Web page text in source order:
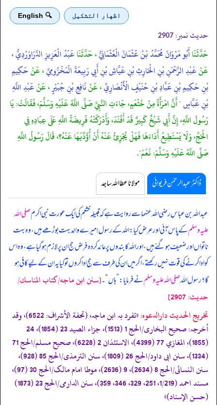
اظهار التشكيل 🔍 English
حدیث نمبر: 2907
حَدَّثَنَاأَبُو مَرْوَانَ مُحَمَّدُ بْنُ عُثْمَانَ الْعُثْمَانِيُّ، حَدَّثَنَاعَبْدُ الْعَزِيزِ الدَّرَاوَرْدِيُّ،
عَنْعَبْدِ الرَّحْمَنِ بْنِ الْحَارِثِ بْنِ عَيَّاشِ بْنِ أَبِي رَبِيعَةَ الْمَخْزُومِيِّ، عَنْحَكِيمِ
بْنِ حَكِيمِ بْنِ عَبَّادِ بْنِ حُنَيْفٍ الْأَنْصَارِيِّ، عَنْنَافِعِ بْنِ جُبَيْرٍ، عَنْعَبْدِ اللَّهِ
بْنِ عَبَّاسٍ" أَنَّ امْرَأَةً مِنْ خَثْعَمٍ، جَاءَتِ النَّبِيَّ صَلَّى اللَّهُ عَلَيْهِ وَسَلَّمَ، فَقَالَتْ: يَا
رَسُولَ اللَّهِ، إِنَّ أَبِي شَيْخٌ كَبِيرٌ قَدْ أَفْنَدَ، وَأَدْرَكَتْهُ فَرِيضَةُ اللَّهِ عَلَى عِبَادِهِ فِي
الْحَجِّ، وَلَا يَسْتَطِيعُ أَدَاءَهَا فَهَلْ يُجْزِئُ عَنْهُ أَنْ أُؤَدِّيَهَا عَنْهُ؟، قَالَ رَسُولُ اللَّهِ
صَلَّى اللَّهُ عَلَيْهِ وَسَلَّمَ: نَعَمْ".
ڈاکٹر عبدالرحمٰن فریوائی مولانا عطا اللہ ساجد
عبداللہ بن عباس رضی اللہ عنہما سے روایت ہے کہقبیلہ خثعم کی ایک عورت نبی اکرمصلی اللہ
علیہ وسلمکے پاس آئی اور عرض کیا: اللہ کے رسول! میرے والد بہت بوڑھے ہیں، وہ بہت
ناتواں اور ضعیف ہو گئے ہیں، اور اللہ کا بندوں پر عائد کردہ فرض حج ان پر لازم ہو گیا ہے، وہ اس
کو ادا کرنے کی قوت نہیں رکھتے، اگر میں ان کی طرف سے حج ادا کروں تو کیا یہ ان کے لیے کافی ہو
گا؟ رسول اللہصلی اللہ علیہ وسلمنے فرمایا:”ہاں“۔[سنن ابن ماجه/كتاب المناسك/
حدیث: 2907]
تخریج الحدیث دارالدعوہ:
«تفرد بہ ابن ماجہ، (تحفة الأشراف: 6522)، وقد
أخرجہ: صحیح البخاری/الحج 1 (1513)، جزاء الصید 23 (1854)، 24
(1855)، المغازي 77 (4399)، الاستئذان 2 (6228)، صحیح مسلم/الحج 71
(1334)، سنن ابی داود/الحج 26 (1809)، سنن الترمذی/الحج 85 (928)،
سنن النسائی/الحج 8 (2634)، 9 (2636)، موطا امام مالک/الحج 30 (97)،
مسند احمد (1/219، 251، 329، 346، 359)، سنن الدارمی/الحج 23 (1873)
(حسن الإسناد)»